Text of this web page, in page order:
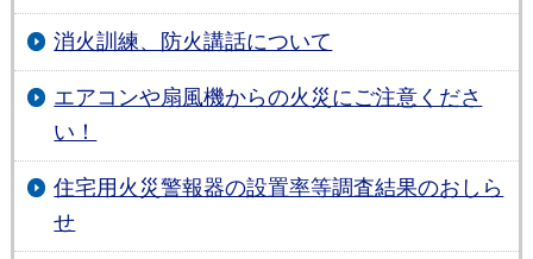
消火訓練、防火講話について
エアコンや扇風機からの火災にご注意くださ
い！
住宅用火災警報器の設置率等調査結果のおしら
せ